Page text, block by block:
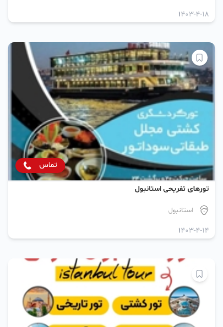
1403-4-18
تماس
تورهای تفریحی استانبول
استانبول
1403-4-14